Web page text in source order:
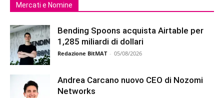
Mercati e Nomine
Bending Spoons acquista Airtable per
1,285 miliardi di dollari
Redazione BitMAT - 05/08/2026
Andrea Carcano nuovo CEO di Nozomi
Networks